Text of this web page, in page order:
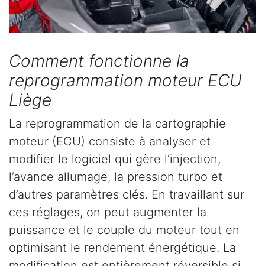
Comment fonctionne la
reprogrammation moteur ECU
Liège
La reprogrammation de la cartographie
moteur (ECU) consiste à analyser et
modifier le logiciel qui gère l’injection,
l’avance allumage, la pression turbo et
d’autres paramètres clés. En travaillant sur
ces réglages, on peut augmenter la
puissance et le couple du moteur tout en
optimisant le rendement énergétique. La